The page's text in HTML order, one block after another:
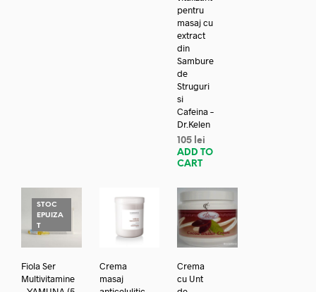
pentru
masaj cu
extract
din
Sambure
de
Struguri
si
Cafeina –
Dr.Kelen
105 lei
ADD TO
CART
STOC
EPUIZA
T
Fiola Ser
Multivitamine
Crema
masaj
Crema
cu Unt